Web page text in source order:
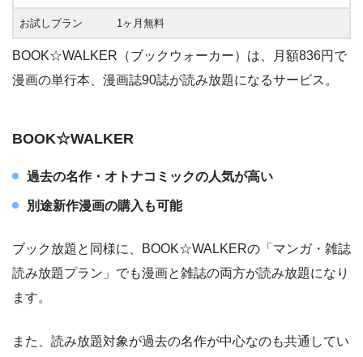
お試しプラン 1ヶ月無料
BOOK☆WALKER（ブックウォーカー）は、月額836円で
漫画の単行本、漫画誌90誌が読み放題になるサービス。
BOOK☆WALKER
過去の名作・オトナコミックの人気が高い
別途新作漫画の購入も可能
ブック放題と同様に、BOOK☆WALKERの「マンガ・雑誌
読み放題プラン」でも漫画と雑誌の両方が読み放題になり
ます。
また、読み放題対象が過去の名作が中心なのも共通してい